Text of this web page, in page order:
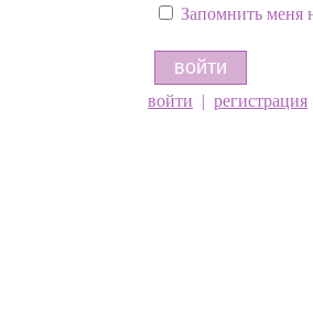
Запомнить меня
войти | регистрация